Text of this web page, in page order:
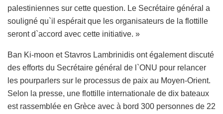
palestiniennes sur cette question. Le Secrétaire général a
souligné qu`il espérait que les organisateurs de la flottille
seront d`accord avec cette initiative. »
Ban Ki-moon et Stavros Lambrinidis ont également discuté
des efforts du Secrétaire général de l`ONU pour relancer
les pourparlers sur le processus de paix au Moyen-Orient.
Selon la presse, une flottille internationale de dix bateaux
est rassemblée en Grèce avec à bord 300 personnes de 22